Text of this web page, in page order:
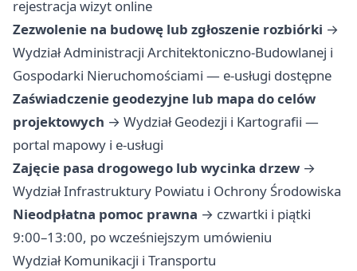
rejestracja wizyt online
Zezwolenie na budowę lub zgłoszenie rozbiórki →
Wydział Administracji Architektoniczno-Budowlanej i
Gospodarki Nieruchomościami — e-usługi dostępne
Zaświadczenie geodezyjne lub mapa do celów
projektowych → Wydział Geodezji i Kartografii —
portal mapowy i e-usługi
Zajęcie pasa drogowego lub wycinka drzew →
Wydział Infrastruktury Powiatu i Ochrony Środowiska
Nieodpłatna pomoc prawna → czwartki i piątki
9:00–13:00, po wcześniejszym umówieniu
Wydział Komunikacji i Transportu